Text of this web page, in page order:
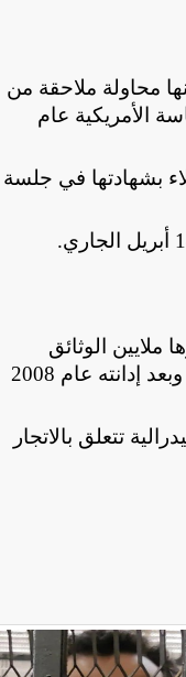
محاولة ملاحقة من
الأمريكية عام
بشهادتها في جلسة
.
الوثائق
المتعلقة برجل الأعمال الراحل، الذي ارتبط بعلاقات وثيقة مع قادة سياسيين ورجال أعمال قبل وبعد إدانته عام 2008
فيدرالية تتعلق بالاتجار